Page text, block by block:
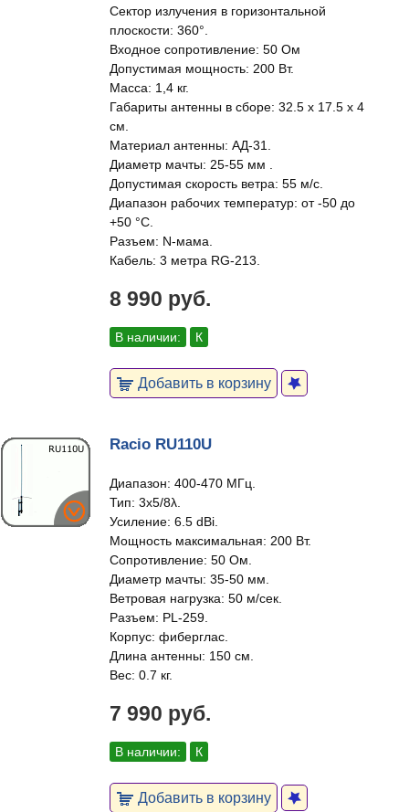
Сектор излучения в горизонтальной
плоскости: 360°.
Входное сопротивление: 50 Ом
Допустимая мощность: 200 Вт.
Масса: 1,4 кг.
Габариты антенны в сборе: 32.5 x 17.5 х 4
см.
Материал антенны: АД-31.
Диаметр мачты: 25-55 мм .
Допустимая скорость ветра: 55 м/с.
Диапазон рабочих температур: от -50 до
+50 °С.
Разъем: N-мама.
Кабель: 3 метра RG-213.
8 990 руб.
В наличии: К
Добавить в корзину
Racio RU110U
Диапазон: 400-470 МГц.
Тип: 3x5/8λ.
Усиление: 6.5 dBi.
Мощность максимальная: 200 Вт.
Сопротивление: 50 Ом.
Диаметр мачты: 35-50 мм.
Ветровая нагрузка: 50 м/сек.
Разъем: PL-259.
Корпус: фиберглас.
Длина антенны: 150 см.
Вес: 0.7 кг.
7 990 руб.
В наличии: К
Добавить в корзину